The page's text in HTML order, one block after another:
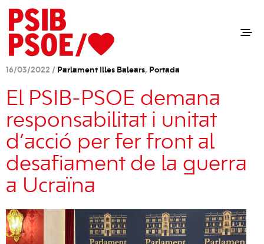
16/03/2022 / Parlament Illes Balears, Portada
El PSIB-PSOE demana
responsabilitat i unitat
d’acció per fer front al
desafiament de la guerra
a Ucraïna